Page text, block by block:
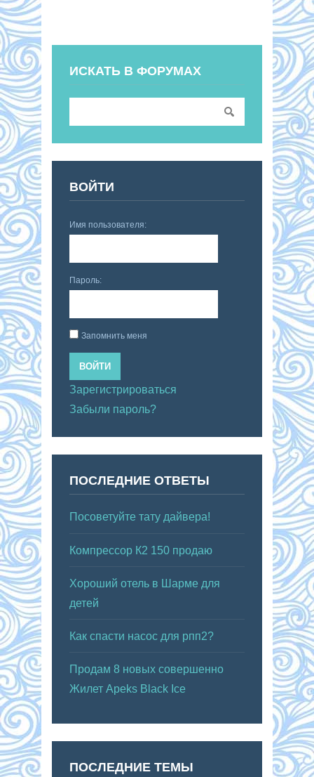
ИСКАТЬ В ФОРУМАХ
ВОЙТИ
Имя пользователя:
Пароль:
Запомнить меня
ВОЙТИ
Зарегистрироваться
Забыли пароль?
ПОСЛЕДНИЕ ОТВЕТЫ
Посоветуйте тату дайвера!
Компрессор К2 150 продаю
Хороший отель в Шарме для
детей
Как спасти насос для рпп2?
Продам 8 новых совершенно
Жилет Apeks Black Ice
ПОСЛЕДНИЕ ТЕМЫ